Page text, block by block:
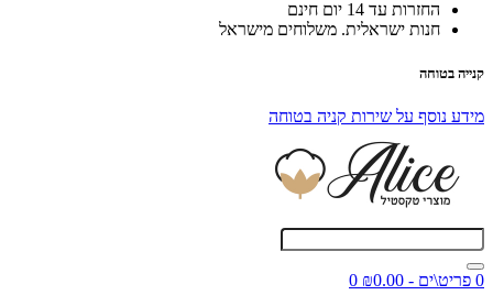
החזרות עד 14 יום חינם
חנות ישראלית. משלוחים מישראל
קנייה בטוחה
מידע נוסף על שירות קניה בטוחה
0 פריט\ים - ₪0.00
0